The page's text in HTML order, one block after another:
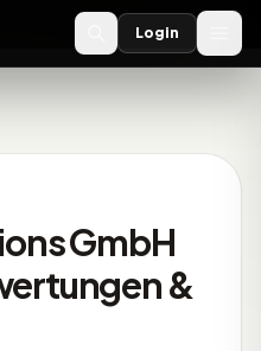
Login
GmbH
&